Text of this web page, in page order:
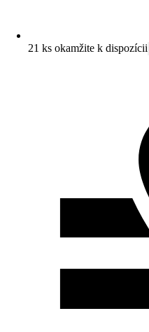
21 ks okamžite k dispozícii